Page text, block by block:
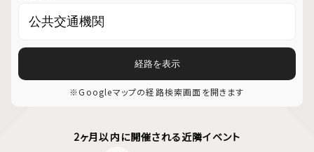
経路を表示
※Googleマップの経路検索画面を開きます
2ヶ月以内に開催される近隣イベント